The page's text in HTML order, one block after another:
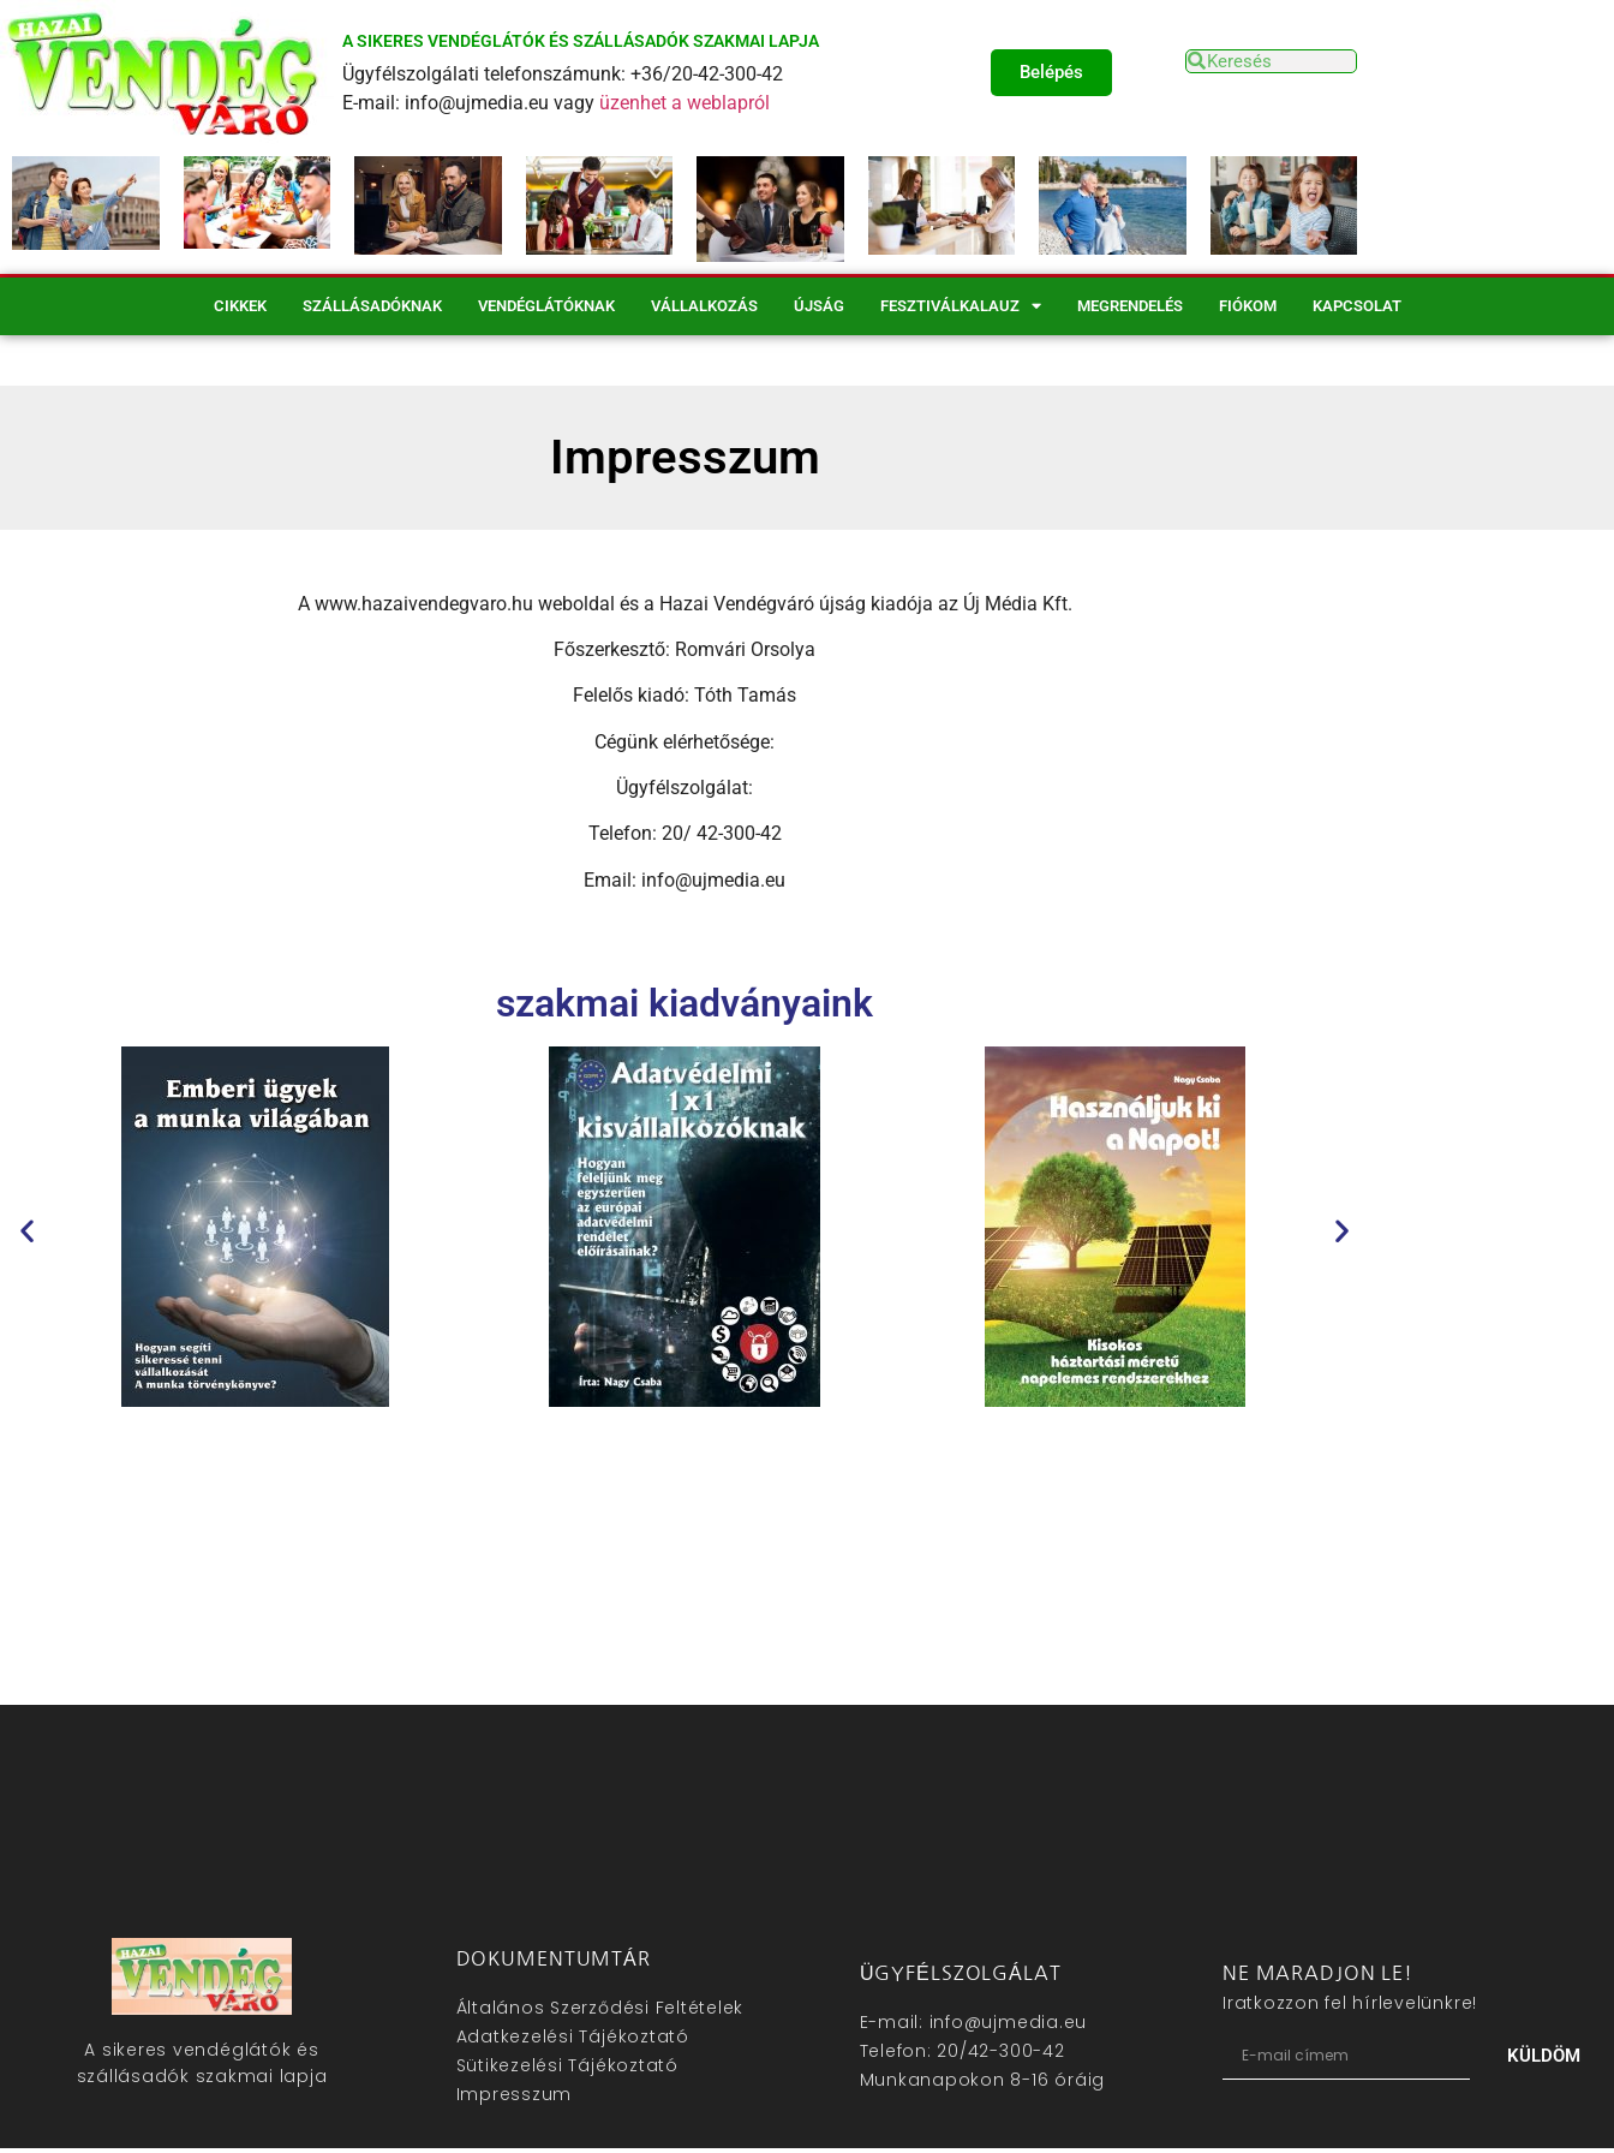
A SIKERES VENDÉGLÁTÓK ÉS SZÁLLÁSADÓK SZAKMAI LAPJA
Ügyfélszolgálati telefonszámunk: +36/20-42-300-42
E-mail: info@ujmedia.eu vagy üzenhet a weblapról
Belépés
CIKKEK SZÁLLÁSADÓKNAK VENDÉGLÁTÓKNAK VÁLLALKOZÁS ÚJSÁG FESZTIVÁLKALAUZ MEGRENDELÉS FIÓKOM KAPCSOLAT
Impresszum
A www.hazaivendegvaro.hu weboldal és a Hazai Vendégváró újság kiadója az Új Média Kft.
Főszerkesztő: Romvári Orsolya
Felelős kiadó: Tóth Tamás
Cégünk elérhetősége:
Ügyfélszolgálat:
Telefon: 20/ 42-300-42
Email: info@ujmedia.eu
szakmai kiadványaink
A sikeres vendéglátók és
szállásadók szakmai lapja
DOKUMENTUMTÁR
Általános Szerződési Feltételek
Adatkezelési Tájékoztató
Sütikezelési Tájékoztató
Impresszum
ÜGYFÉLSZOLGÁLAT
E-mail: info@ujmedia.eu
Telefon: 20/42-300-42
Munkanapokon 8-16 óráig
NE MARADJON LE!
Iratkozzon fel hírlevelünkre!
KÜLDÖM